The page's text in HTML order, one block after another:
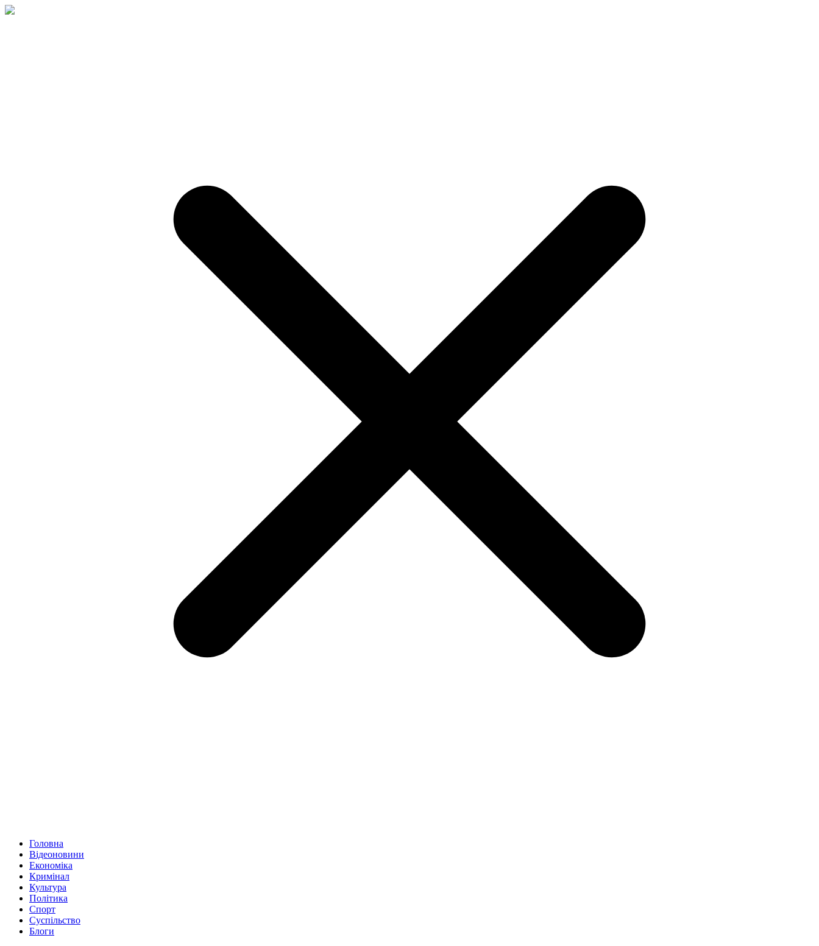
Головна
Відеоновини
Економіка
Кримінал
Культура
Політика
Спорт
Суспільство
Блоги